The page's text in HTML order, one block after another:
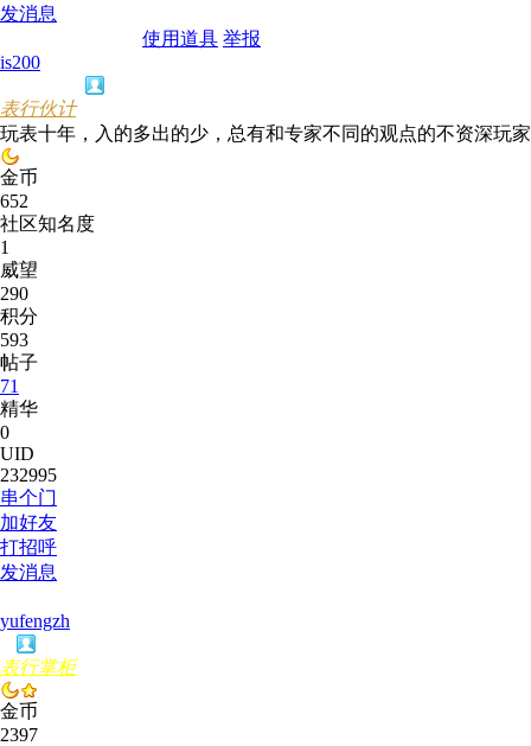
发消息
使用道具 举报
is200
表行伙计
玩表十年，入的多出的少，总有和专家不同的观点的不资深玩
金币
652
社区知名度
1
威望
290
积分
593
帖子
71
精华
0
UID
232995
串个门
加好友
打招呼
发消息
yufengzh
表行掌柜
金币
2397